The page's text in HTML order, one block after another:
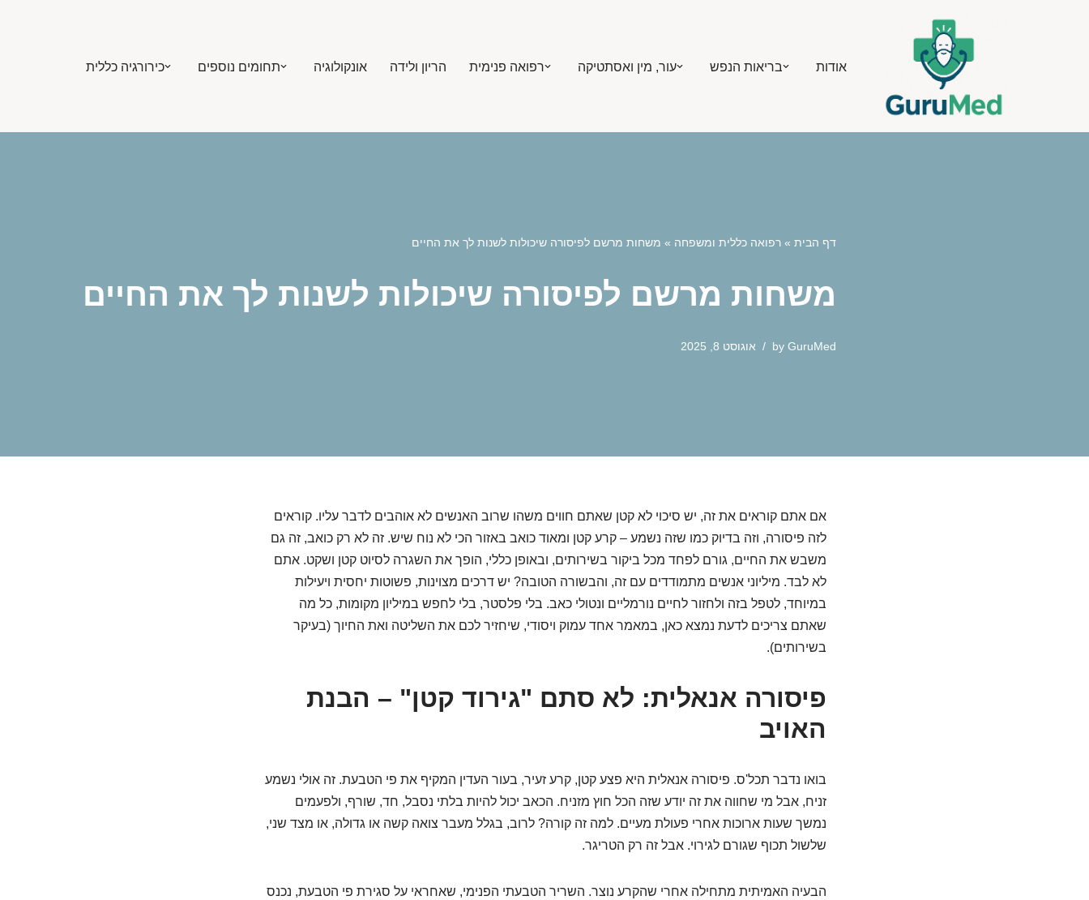
אודות בריאות הנפש עור, מין ואסתטיקה רפואה פנימית הריון ולידה אונקולוגיה תחומים נוספים כירורגיה כללית
דף הבית » רפואה כללית ומשפחה » משחות מרשם לפיסורה שיכולות לשנות לך את החיים
משחות מרשם לפיסורה שיכולות לשנות לך את החיים
by GuruMed אוגוסט 8, 2025
אם אתם קוראים את זה, יש סיכוי לא קטן שאתם חווים משהו שרוב האנשים לא אוהבים לדבר עליו. קוראים
לזה פיסורה, וזה בדיוק כמו שזה נשמע – קרע קטן ומאוד כואב באזור הכי לא נוח שיש. זה לא רק כואב, זה גם
משבש את החיים, גורם לפחד מכל ביקור בשירותים, ובאופן כללי, הופך את השגרה לסיוט קטן ושקט. אתם
לא לבד. מיליוני אנשים מתמודדים עם זה, והבשורה הטובה? יש דרכים מצוינות, פשוטות יחסית ויעילות
במיוחד, לטפל בזה ולחזור לחיים נורמליים ונטולי כאב. בלי פלסטר, בלי לחפש במיליון מקומות, כל מה
שאתם צריכים לדעת נמצא כאן, במאמר אחד עמוק ויסודי, שיחזיר לכם את השליטה ואת החיוך (בעיקר
בשירותים).
פיסורה אנאלית: לא סתם "גירוד קטן" – הבנת
האויב
בואו נדבר תכל'ס. פיסורה אנאלית היא פצע קטן, קרע זעיר, בעור העדין המקיף את פי הטבעת. זה אולי נשמע
זניח, אבל מי שחווה את זה יודע שזה הכל חוץ מזניח. הכאב יכול להיות בלתי נסבל, חד, שורף, ולפעמים
נמשך שעות ארוכות אחרי פעולת מעיים. למה זה קורה? לרוב, בגלל מעבר צואה קשה או גדולה, או מצד שני,
שלשול תכוף שגורם לגירוי. אבל זה רק הטריגר.
הבעיה האמיתית מתחילה אחרי שהקרע נוצר. השריר הטבעתי הפנימי, שאחראי על סגירת פי הטבעת, נכנס